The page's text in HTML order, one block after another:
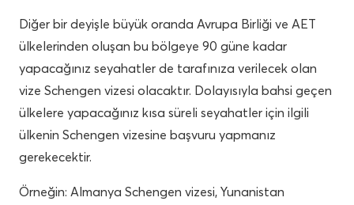
Diğer bir deyişle büyük oranda Avrupa Birliği ve AET
ülkelerinden oluşan bu bölgeye 90 güne kadar
yapacağınız seyahatler de tarafınıza verilecek olan
vize Schengen vizesi olacaktır. Dolayısıyla bahsi geçen
ülkelere yapacağınız kısa süreli seyahatler için ilgili
ülkenin Schengen vizesine başvuru yapmanız
gerekecektir.
Örneğin: Almanya Schengen vizesi, Yunanistan